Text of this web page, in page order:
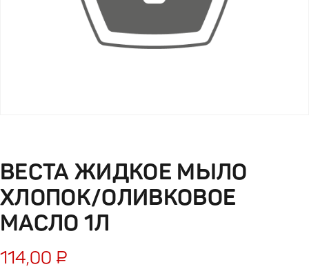
ВЕСТА ЖИДКОЕ МЫЛО
ХЛОПОК/ОЛИВКОВОЕ
МАСЛО 1Л
114,00 ₽